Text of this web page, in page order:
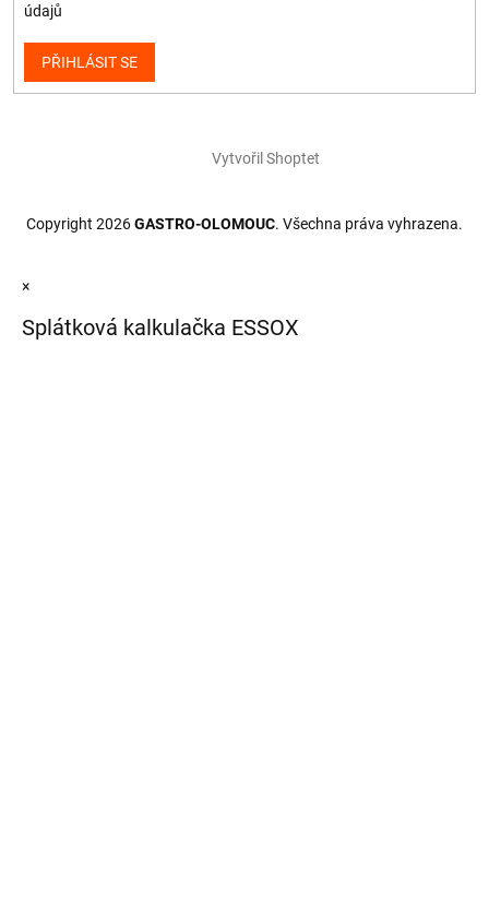
údajů
PŘIHLÁSIT SE
Vytvořil Shoptet
Copyright 2026GASTRO-OLOMOUC. Všechna práva vyhrazena.
×
Splátková kalkulačka ESSOX